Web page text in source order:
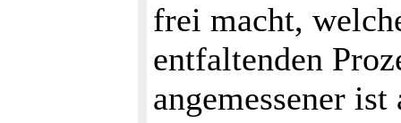
frei macht,
entfaltenden
angemessener